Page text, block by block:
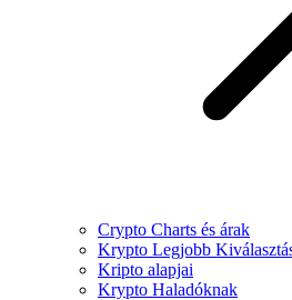
Crypto Charts és árak
Krypto Legjobb
Kripto alapjai
Krypto Haladóknak